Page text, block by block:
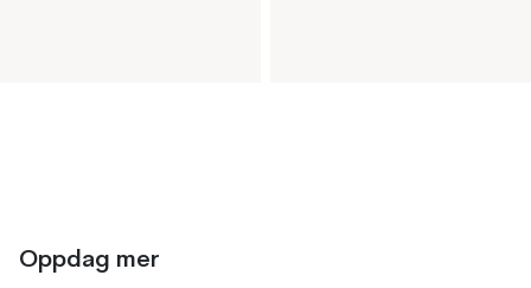
Oppdag mer